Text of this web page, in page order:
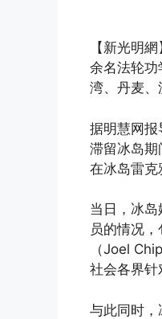
【新光明
余名法轮功
湾、丹麦、
据明慧网
滞留冰岛期
在冰岛雷克
当日，冰
员的情况
（Joel
社会各界针
与此同时，